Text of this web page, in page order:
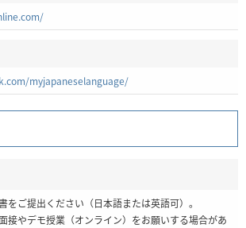
myjapaneselanguage/
をご提出ください（日本語または英語可）。
接やデモ授業（オンライン）をお願いする場合があ